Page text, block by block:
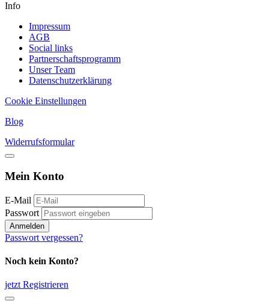
Info
Impressum
AGB
Social links
Partnerschaftsprogramm
Unser Team
Datenschutzerklärung
Cookie Einstellungen
Blog
Widerrufsformular
Mein Konto
E-Mail
Passwort
Anmelden
Passwort vergessen?
Noch kein Konto?
jetzt Registrieren